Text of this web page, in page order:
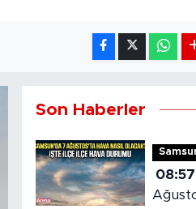
Son Haberler
08:57